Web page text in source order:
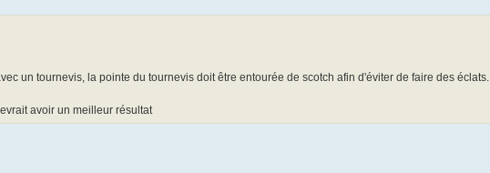
un tournevis, la pointe du tournevis doit être entourée de scotch afin d'éviter de faire des éclats.
avoir un meilleur résultat